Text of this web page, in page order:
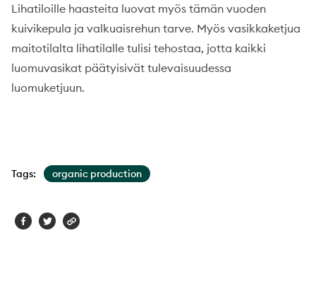
Lihatiloille haasteita luovat myös tämän vuoden
kuivikepula ja valkuaisrehun tarve. Myös vasikkaketjua
maitotilalta lihatilalle tulisi tehostaa, jotta kaikki
luomuvasikat päätyisivät tulevaisuudessa
luomuketjuun.
Tags: organic production